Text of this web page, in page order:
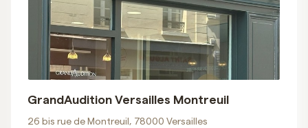
GrandAudition Versailles Montreuil
26 bis rue de Montreuil, 78000 Versailles